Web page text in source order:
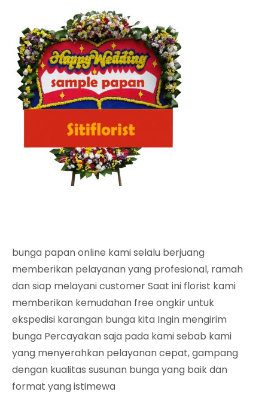
bunga papan online kami selalu berjuang
memberikan pelayanan yang profesional, ramah
dan siap melayani customer Saat ini florist kami
memberikan kemudahan free ongkir untuk
ekspedisi karangan bunga kita Ingin mengirim
bunga Percayakan saja pada kami sebab kami
yang menyerahkan pelayanan cepat, gampang
dengan kualitas susunan bunga yang baik dan
format yang istimewa